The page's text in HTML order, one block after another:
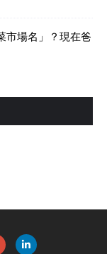
市場名」？現在爸